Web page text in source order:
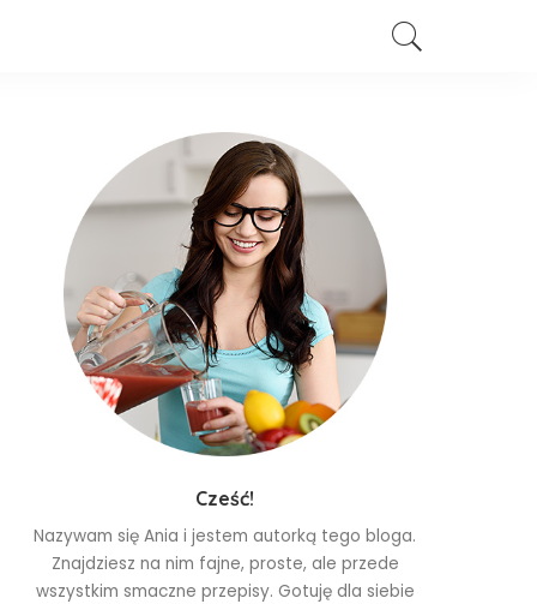
Cześć!
Nazywam się Ania i jestem autorką tego bloga.
Znajdziesz na nim fajne, proste, ale przede
wszystkim smaczne przepisy. Gotuję dla siebie